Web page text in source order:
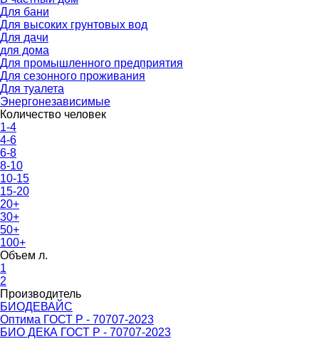
Для бани
Для высоких грунтовых вод
Для дачи
для дома
Для промышленного предприятия
Для сезонного проживания
Для туалета
Энергонезависимые
Количество человек
1-4
4-6
6-8
8-10
10-15
15-20
20+
30+
50+
100+
Объем л.
1
2
Производитель
БИОДЕВАЙС
Оптима ГОСТ Р - 70707-2023
БИО ДЕКА ГОСТ Р - 70707-2023